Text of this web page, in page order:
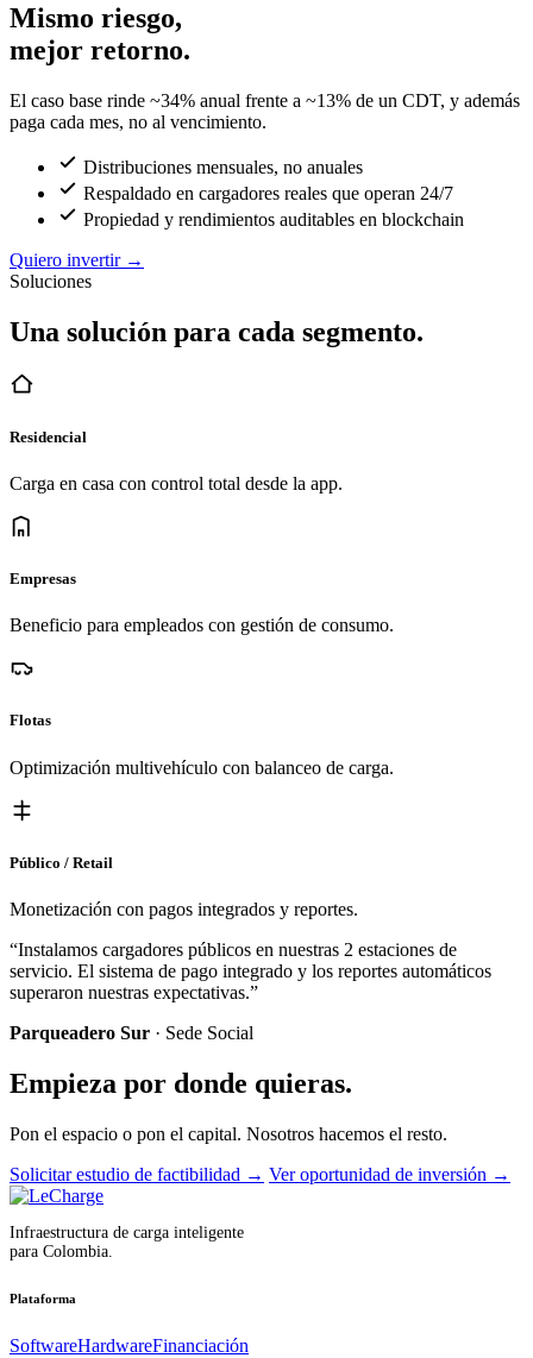
Mismo riesgo,
mejor retorno.
El caso base rinde ~34% anual frente a ~13% de un CDT, y además
paga cada mes, no al vencimiento.
Distribuciones mensuales, no anuales
Respaldado en cargadores reales que operan 24/7
Propiedad y rendimientos auditables en blockchain
Quiero invertir →
Soluciones
Una solución para cada segmento.
Residencial
Carga en casa con control total desde la app.
Empresas
Beneficio para empleados con gestión de consumo.
Flotas
Optimización multivehículo con balanceo de carga.
Público / Retail
Monetización con pagos integrados y reportes.
“Instalamos cargadores públicos en nuestras 2 estaciones de
servicio. El sistema de pago integrado y los reportes automáticos
superaron nuestras expectativas.”
Parqueadero Sur · Sede Social
Empieza por donde quieras.
Pon el espacio o pon el capital. Nosotros hacemos el resto.
Solicitar estudio de factibilidad → Ver oportunidad de inversión →
Infraestructura de carga inteligente
para Colombia.
Plataforma
SoftwareHardwareFinanciación